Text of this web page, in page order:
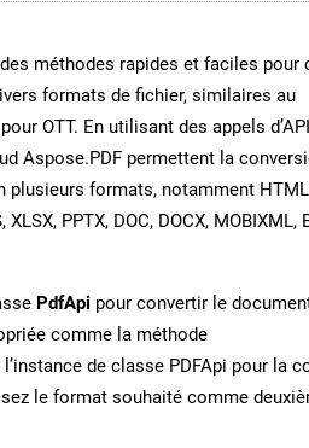
méthodes rapides et faciles pour
formats de fichier, similaires au
OTT. En utilisant des appels
Aspose.PDF permettent la
plusieurs formats, notamment
XLSX, PPTX, DOC, DOCX, MOBIXML,
PdfApi pour convertir le
comme la méthode
de classe PDFApi pour la
le format souhaité comme